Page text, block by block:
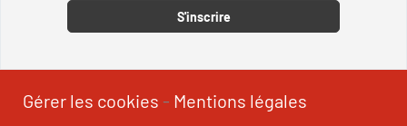
S'inscrire
Gérer les cookies - Mentions légales